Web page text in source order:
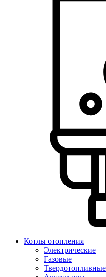
Котлы отопления
Электрические
Газовые
Твердотопливные